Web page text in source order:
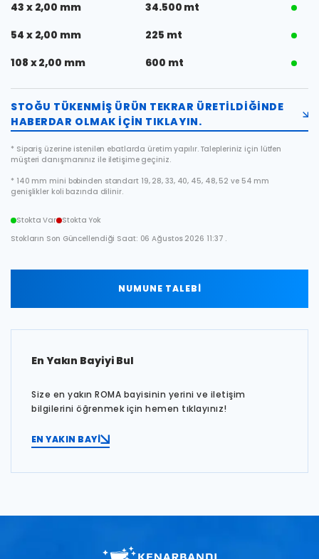
43 x 2,00 mm
34.500 mt
54 x 2,00 mm
225 mt
108 x 2,00 mm
600 mt
STOĞU TÜKENMIŞ ÜRÜN TEKRAR ÜRETILDIĞINDE
HABERDAR OLMAK IÇIN TIKLAYIN.
* Sipariş üzerine istenilen ebatlarda üretim yapılır. Talepleriniz için lütfen
müşteri danışmanınız ile iletişime geçiniz.
* 140 mm mini bobinden standart 19, 28, 33, 40, 45, 48, 52 ve 54 mm
genişlikler koli bazında dilinir.
Stokta Var
Stokta Yok
Stokların Son Güncellendiği Saat: 06 Ağustos 2026 11:37 .
NUMUNE TALEBİ
En Yakın Bayiyi Bul
Size en yakın ROMA bayisinin yerini ve iletişim
bilgilerini öğrenmek için hemen tıklayınız!
EN YAKIN BAYİ